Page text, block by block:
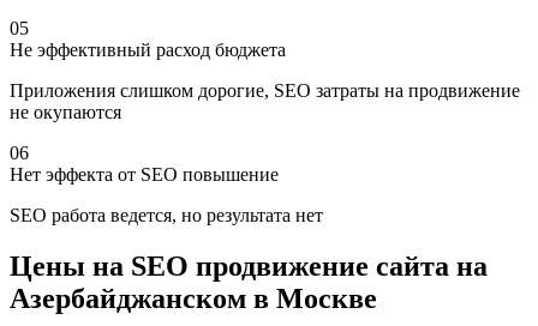
05
Не эффективный расход бюджета
Приложения слишком дорогие, SEO затраты на продвижение
не окупаются
06
Нет эффекта от SEO повышение
SEO работа ведется, но результата нет
Цены на SEO продвижение сайта на
Азербайджанском в Москве